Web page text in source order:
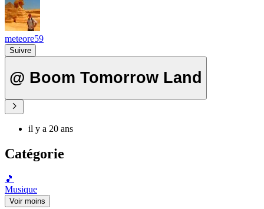
meteore59
Suivre
@ Boom Tomorrow Land
il y a 20 ans
Catégorie
🎵
Musique
Voir moins